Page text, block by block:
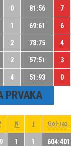
0 81:56 7
1 69:61 6
2 78:75 4
2 57:51 3
4 51:93 0
PRVAKA
N I Gol-raz.
1 1 604:401